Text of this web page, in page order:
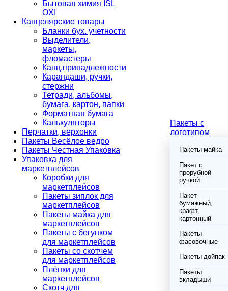
Бытовая химия ISL
OXI
Канцелярские товары
Бланки бух. учетности
Выделители,
маркеты,
фломастеры
Канц.принадлежности
Карандаши, ручки,
стержни
Тетради, альбомы,
бумага, картон, папки
Форматная бумага
Калькуляторы
Перчатки, верхонки
Пакеты Весёлое ведро
Пакеты Честная Упаковка
Упаковка для
маркетплейсов
Коробки для
маркетплейсов
Пакеты зиплок для
маркетплейсов
Пакеты майка для
маркетплейсов
Пакеты с бегунком
для маркетплейсов
Пакеты со скотчем
для маркетплейсов
Плёнки для
маркетплейсов
Скотч для
Пакеты с
логотипом
Пакеты майка
Пакет с
прорубной
ручкой
Пакет
бумажный,
крафт,
картонный
Пакеты
фасовочные
Пакеты дойпак
Пакеты
вкладыши